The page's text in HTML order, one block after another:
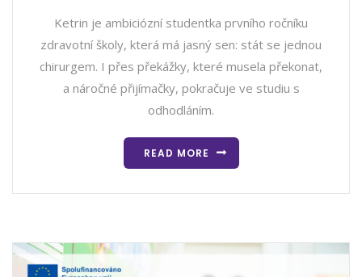
Ketrin je ambiciózní studentka prvního ročníku
zdravotní školy, která má jasný sen: stát se jednou
chirurgem. I přes překážky, které musela překonat,
a náročné přijímačky, pokračuje ve studiu s
odhodláním.
READ MORE